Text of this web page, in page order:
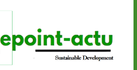
de confiance au Togo sur
internationale au-delà des
de ses athlètes
Que retenir de la politique
et de l’ambition de